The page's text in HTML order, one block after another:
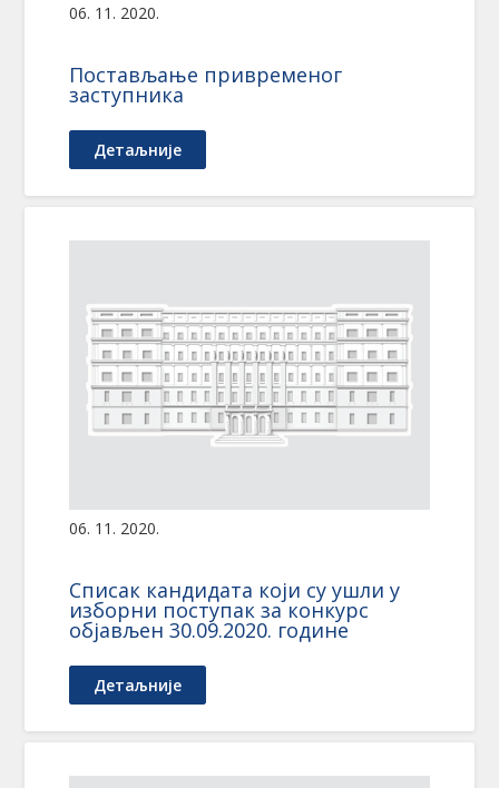
06. 11. 2020.
Постављање привременог
заступника
Детаљније
06. 11. 2020.
Списак кандидата који су ушли у
изборни поступак за конкурс
објављен 30.09.2020. године
Детаљније